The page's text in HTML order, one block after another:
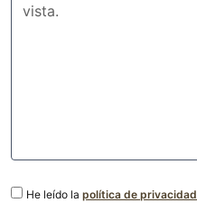
He leído la política de privacidad